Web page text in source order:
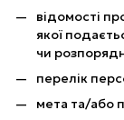
відомості
якої
чи
перелік
мета та/або